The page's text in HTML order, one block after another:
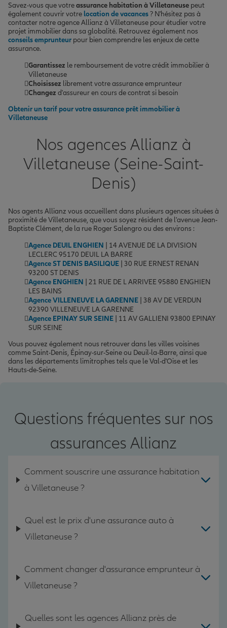
Savez-vous que votreassurance habitation à Villetaneuse peut
également couvrir votre location de vacances? N'hésitez pas à
contacter notre agence Allianz à Villetaneuse pour étudier votre
projet immobilier dans sa globalité. Retrouvez également nos
conseils emprunteur pour bien comprendre les enjeux de cette
assurance.
Garantissez le remboursement de votre crédit immobilier à
Villetaneuse
Choisissez librement votre assurance emprunteur
Changez d'assureur en cours de contrat si besoin
Obtenir un tarif pour votre assurance prêt immobilier à
Villetaneuse
Nos agences Allianz à
Villetaneuse (Seine-Saint-
Denis)
Nos agents Allianz vous accueillent dans plusieurs agences situées à
proximité de Villetaneuse, que vous soyez résident de l'avenue Jean-
Baptiste Clément, de la rue Roger Salengro ou des environs :
Agence DEUIL ENGHIEN | 14 AVENUE DE LA DIVISION
LECLERC 95170 DEUIL LA BARRE
Agence ST DENIS BASILIQUE | 30 RUE ERNEST RENAN
93200 ST DENIS
Agence ENGHIEN | 21 RUE DE L ARRIVEE 95880 ENGHIEN
LES BAINS
Agence VILLENEUVE LA GARENNE | 38 AV DE VERDUN
92390 VILLENEUVE LA GARENNE
Agence EPINAY SUR SEINE | 11 AV GALLIENI 93800 EPINAY
SUR SEINE
Vous pouvez également nous retrouver dans les villes voisines
comme Saint-Denis, Épinay-sur-Seine ou Deuil-la-Barre, ainsi que
dans les départements limitrophes tels que le Val-d'Oise et les
Hauts-de-Seine.
Questions fréquentes sur nos
assurances Allianz
Comment souscrire une assurance habitation
à Villetaneuse ?
Quel est le prix d'une assurance auto à
Villetaneuse ?
Comment changer d'assurance emprunteur à
Villetaneuse ?
Quelles sont les agences Allianz près de